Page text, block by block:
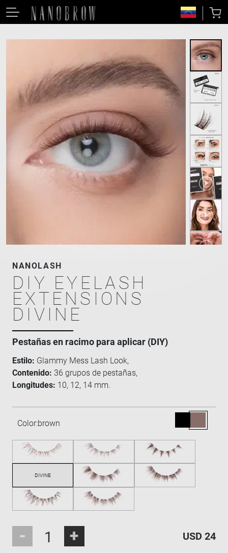
NANOLASH
DIY EYELASH
EXTENSIONS
DIVINE
Pestañas en racimo para aplicar (DIY)
Estilo: Glammy Mess Lash Look,
Contenido: 36 grupos de pestañas,
Longitudes: 10, 12, 14 mm.
Color:brown
- + USD 24